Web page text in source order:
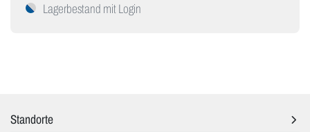
Lagerbestand mit Login
Standorte